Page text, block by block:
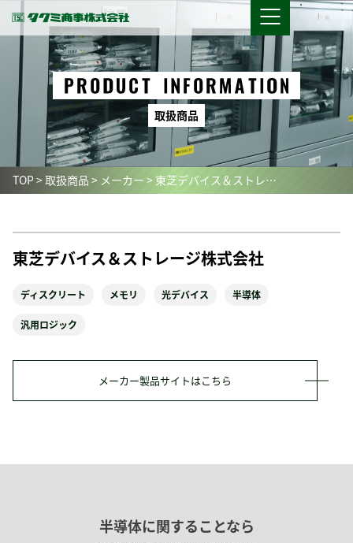
取扱商品
TOP >取扱商品 > メーカー > 東芝デバイス＆ストレ…
東芝デバイス＆ストレージ株式会社
ディスクリート メモリ 光デバイス 半導体
汎用ロジック
メーカー製品サイトはこちら
半導体に関することなら